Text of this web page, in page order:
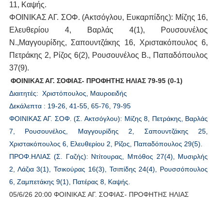
11, Καψής.
ΦΟΙΝΙΚΑΣ ΑΓ. ΣΟΦ. (Ακτσόγλου, Ευκαρπίδης): Μίζης 16,
Ελευθερίου 4, Βαρλάς 4(1), Ρουσουνέλος
Ν.,Μαγγουρίδης, Σαπουντζάκης 16, Χριστακόπουλος 6,
Πετράκης 2, Ρίζος 6(2), Ρουσουνέλος Β., Παπαδόπουλος
37(9).
ΦΟΙΝΙΚΑΣ ΑΓ. ΣOΦΙΑΣ- ΠΡΟΦΗΤΗΣ ΗΛΙΑΣ 79-95 (0-1)
Διαιτητές: Χριστόπουλος, Μαυροειδής
Δεκάλεπτα : 19-26, 41-55, 65-76, 79-95
ΦΟΙΝΙΚΑΣ ΑΓ. ΣΟΦ. (Σ. Ακτσόγλου): Μίζης 8, Πετράκης, Βαρλάς
7, Ρουσουνέλος, Μαγγουρίδης 2, Σαπουντζάκης 25,
Χριστακόπουλος 6, Ελευθερίου 2, Ρίζος, Παπαδόπουλος 29(5).
ΠΡΟΦ.ΗΛΙΑΣ (Σ. Γαζής): Ντίτουρας, Μπόθος 27(4), Μυσιρλής
2, Λάζια 3(1), Τσικούρας 16(3), Τσιπίδης 24(4), Ρουσσόπουλος
6, Ζαμπετάκης 9(1), Πατέρας 8, Καψής.
05/6/26 20:00 ΦΟΙΝΙΚΑΣ ΑΓ. ΣΟΦΙΑΣ- ΠΡΟΦΗΤΗΣ ΗΛΙΑΣ